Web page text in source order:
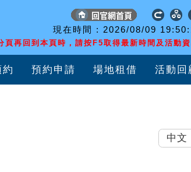
現在時間 : 2026/08/09
頁再回到本頁時，請按F5取得最新時間及活動
預約申請 場地租借 活動回